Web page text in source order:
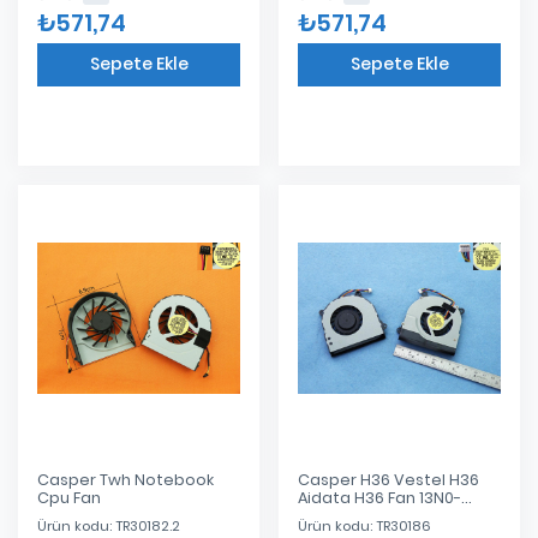
₺571,74
Sepete Ekle
₺571,74
Sepete Ekle
Casper Twh Notebook
Cpu Fan
Ürün kodu: TR30182.2
Casper H36 Vestel H36
Aidata H36 Fan 13N0-
W0A0J01 1A
Ürün kodu: TR30186